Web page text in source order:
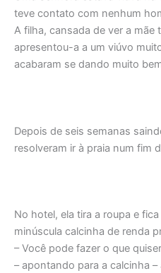
teve contato com nenhum
A filha, cansada de ver a mãe
apresentou-a a um viúvo
acabaram se dando muito
Depois de seis semanas
resolveram ir à praia num fim
No hotel, ela tira a roupa e
minúscula calcinha de renda
– Você pode fazer o que
– apontando para a calcinha